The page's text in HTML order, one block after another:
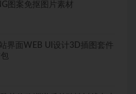
图案免抠图片素材
界面WEB UI设计3D插图套件